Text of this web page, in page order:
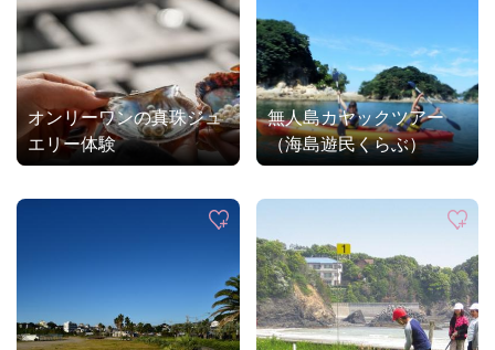
オンリーワンの真珠ジュ
エリー体験
無人島カヤックツアー
（海島遊民くらぶ）